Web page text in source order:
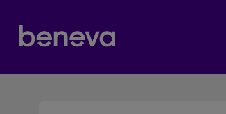
Partenaire Beneva
Nos